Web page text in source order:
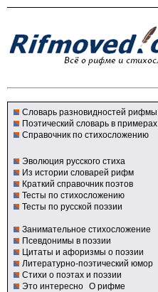
Словарь разновидностей рифмы
Поэтический словарь в примерах
Справочник по стихосложению
Эволюция русского стиха
Из истории словарей рифм
Краткий справочник поэтов
Тесты по стихосложению
Тесты по русской поэзии
Занимательное стихосложение
Псевдонимы в поэзии
Цитаты и афоризмы о поэзии
Литературно-поэтический юмор
Стихи о поэтах и поэзии
Это интересно О рифме